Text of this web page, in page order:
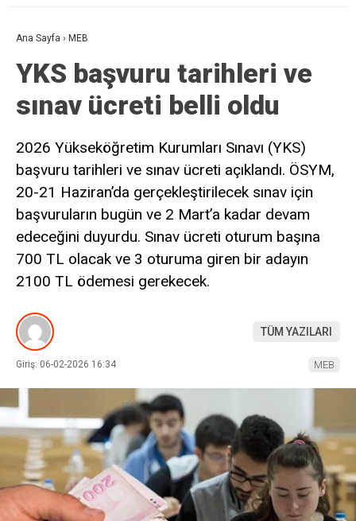
Ana Sayfa › MEB
YKS başvuru tarihleri ve
sınav ücreti belli oldu
2026 Yükseköğretim Kurumları Sınavı (YKS)
başvuru tarihleri ve sınav ücreti açıklandı. ÖSYM,
20-21 Haziran’da gerçekleştirilecek sınav için
başvuruların bugün ve 2 Mart’a kadar devam
edeceğini duyurdu. Sınav ücreti oturum başına
700 TL olacak ve 3 oturuma giren bir adayın
2100 TL ödemesi gerekecek.
TÜM YAZILARI
Giriş: 06-02-2026 16:34 MEB